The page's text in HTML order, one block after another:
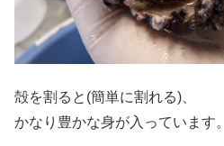
殻を割ると(簡単に割れる)、
かなり豊かな身が入っています。